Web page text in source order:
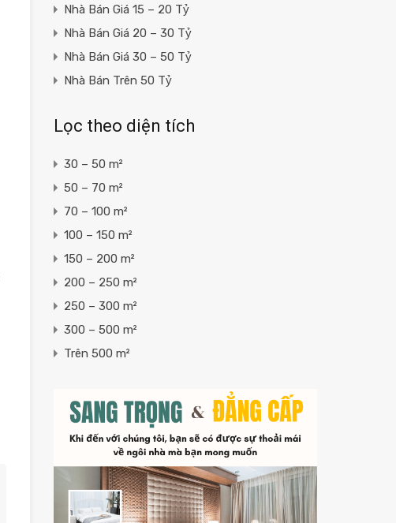
Nhà Bán Giá 15 – 20 Tỷ
Nhà Bán Giá 20 – 30 Tỷ
Nhà Bán Giá 30 – 50 Tỷ
Nhà Bán Trên 50 Tỷ
Lọc theo diện tích
30 – 50 m²
50 – 70 m²
70 – 100 m²
100 – 150 m²
150 – 200 m²
200 – 250 m²
250 – 300 m²
300 – 500 m²
Trên 500 m²